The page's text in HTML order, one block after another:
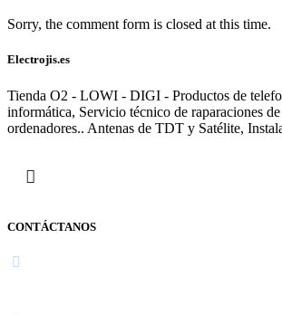
Sorry, the comment form is closed at this time.
Electrojis.es
Tienda O2 - LOWI - DIGI - Productos de
informática, Servicio técnico de raparaciones
ordenadores.. Antenas de TDT y Satélite,
CONTÁCTANOS